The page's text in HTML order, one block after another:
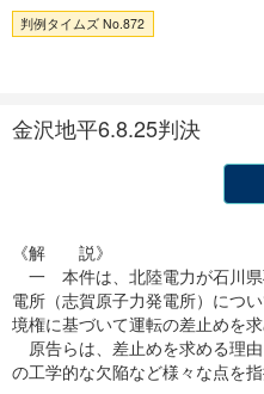
判例タイムズ No.872
金沢地平6.8.25判決
《解 説》
一 本件は、北陸電力が石川県
電所（志賀原子力発電所）につ
境権に基づいて運転の差止めを求
原告らは、差止めを求める理
の工学的な欠陥など様々な点を